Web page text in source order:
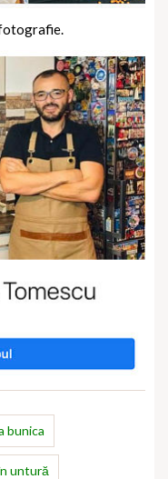
bunica
untură